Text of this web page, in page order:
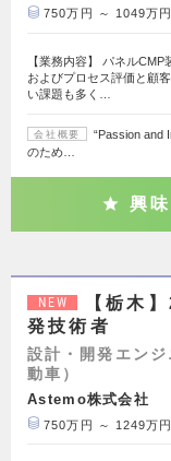
750万円 ～ 1049万円
【業務内容】 パネルCMP
およびプロセス評価と顧
い課題も多く…
会社概要
“Passion and
のため…
興
NEW
【栃木
発技術者
設計・開発エン
動車）
Astemo株式会社
750万円 ～ 1249万円